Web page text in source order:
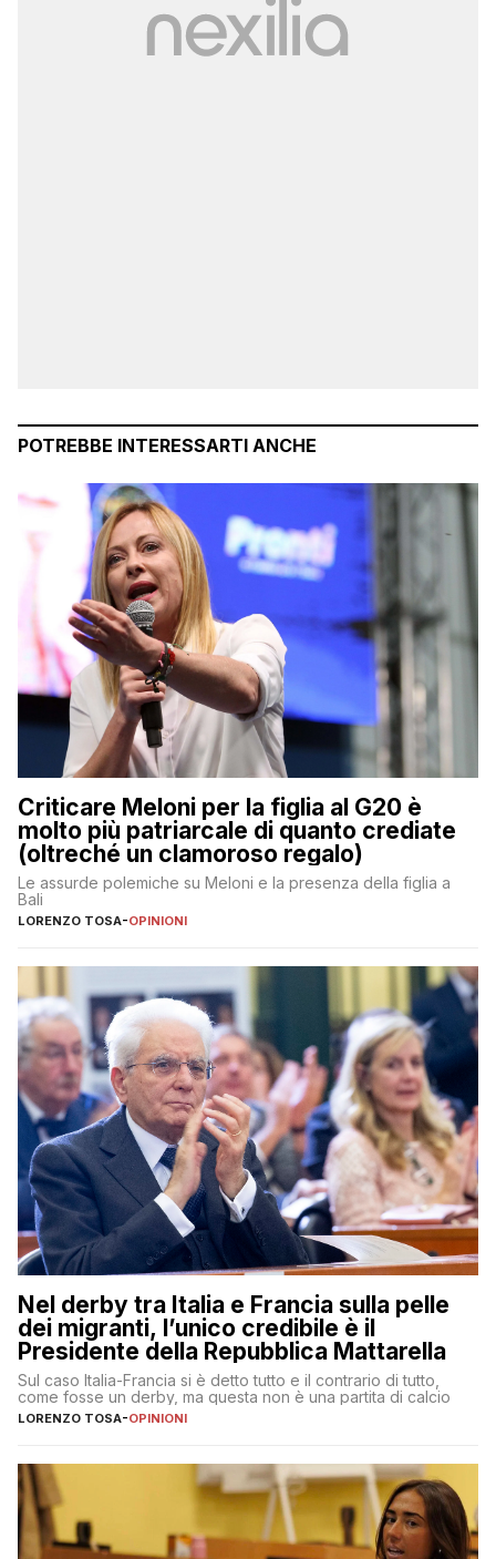
POTREBBE INTERESSARTI ANCHE
Criticare Meloni per la figlia al G20 è
molto più patriarcale di quanto crediate
(oltreché un clamoroso regalo)
Le assurde polemiche su Meloni e la presenza della figlia a
Bali
LORENZO TOSA-OPINIONI
Nel derby tra Italia e Francia sulla pelle
dei migranti, l’unico credibile è il
Presidente della Repubblica Mattarella
Sul caso Italia-Francia si è detto tutto e il contrario di tutto,
come fosse un derby, ma questa non è una partita di calcio
LORENZO TOSA-OPINIONI